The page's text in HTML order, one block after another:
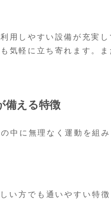
用しやすい設備が充実
気軽に立ち寄れます。
備える特徴
中に無理なく運動を組み
い方でも通いやすい特徴